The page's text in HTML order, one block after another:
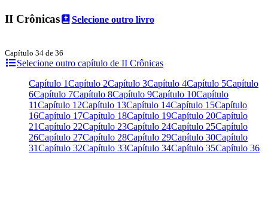
II Crônicas Selecione outro livro
Capítulo 34 de 36
Selecione outro capítulo de II Crônicas
Capítulo 1Capítulo 2Capítulo 3Capítulo 4Capítulo 5Capítulo
6Capítulo 7Capítulo 8Capítulo 9Capítulo 10Capítulo
11Capítulo 12Capítulo 13Capítulo 14Capítulo 15Capítulo
16Capítulo 17Capítulo 18Capítulo 19Capítulo 20Capítulo
21Capítulo 22Capítulo 23Capítulo 24Capítulo 25Capítulo
26Capítulo 27Capítulo 28Capítulo 29Capítulo 30Capítulo
31Capítulo 32Capítulo 33Capítulo 34Capítulo 35Capítulo 36